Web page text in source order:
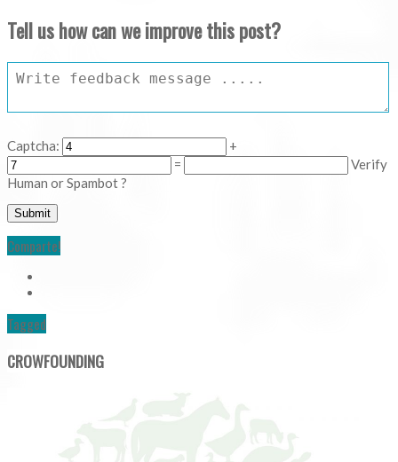
Tell us how can we improve this post?
Captcha:
+
=
Verify
Human or Spambot ?
Comparte!
Tagged
CROWFOUNDING